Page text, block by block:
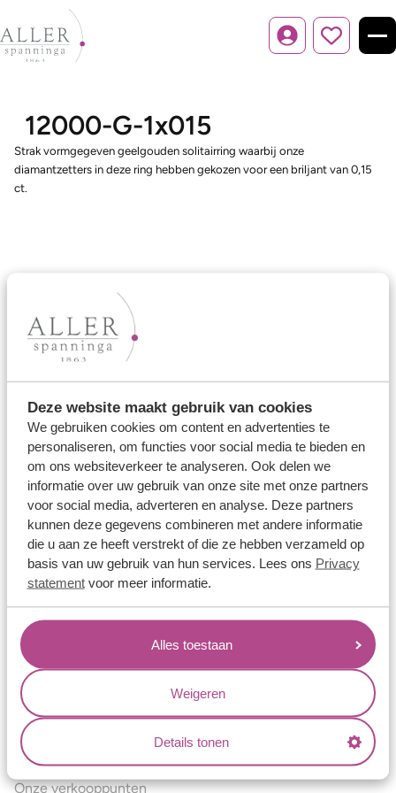
Deze website maakt gebruik van cookies
We gebruiken cookies om content en advertenties te
personaliseren, om functies voor social media te bieden en
om ons websiteverkeer te analyseren. Ook delen we
informatie over uw gebruik van onze site met onze partners
voor social media, adverteren en analyse. Deze partners
kunnen deze gegevens combineren met andere informatie
die u aan ze heeft verstrekt of die ze hebben verzameld op
basis van uw gebruik van hun services. Lees ons Privacy
statementvoor meer informatie.
Alles toestaan
Weigeren
Details tonen
Inloggen
12000-G-1x015
Strak vormgegeven geelgouden solitairring waarbij onze
diamantzetters in deze ring hebben gekozen voor een briljant van 0,15
ct.
Ons aanbod
Trouwringen
Verlovingsringen
Vriendschapsringen
Over ons
Aller Spanninga
Historie
Certificaten
Blogs
Jouw voordelen
Conflictvrije Materialen
Oneindig veel mogelijkheden
Kwaliteit
Juweliers & Contact
Onze verkooppunten